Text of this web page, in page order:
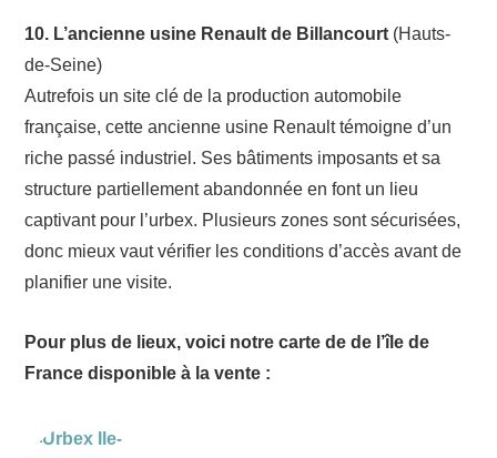
10. L’ancienne usine Renault de Billancourt (Hauts-
de-Seine)
Autrefois un site clé de la production automobile
française, cette ancienne usine Renault témoigne d’un
riche passé industriel. Ses bâtiments imposants et sa
structure partiellement abandonnée en font un lieu
captivant pour l’urbex. Plusieurs zones sont sécurisées,
donc mieux vaut vérifier les conditions d’accès avant de
planifier une visite.
Pour plus de lieux, voici notre carte de de l’île de
France disponible à la vente :